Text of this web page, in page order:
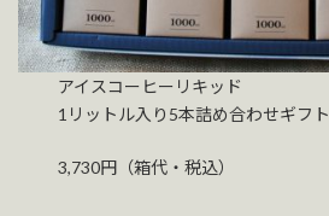
アイスコーヒーリキッド
1リットル入り5本詰め合わせギフト
3,730円（箱代・税込）